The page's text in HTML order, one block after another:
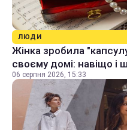
ЛЮДИ
Жінка зробила
своєму домі: навіщо і
06 серпня 2026, 15:33